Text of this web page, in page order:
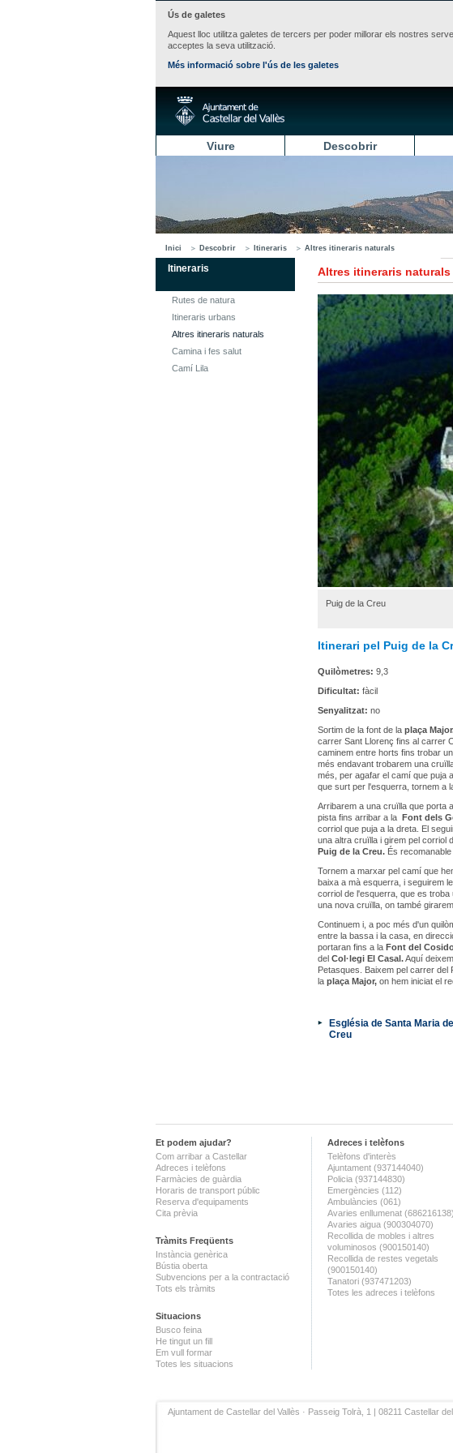
Ús de galetes
Aquest lloc utilitza galetes de tercers per poder millorar els nostres
acceptes la seva utilització.
Més informació sobre l'ús de les galetes
Viure Descobrir
Inici Descobrir Itineraris Altres itineraris naturals
Itineraris
Rutes de natura
Itineraris urbans
Altres itineraris naturals
Camina i fes salut
Camí Lila
Altres itineraris naturals
Puig de la Creu
Itinerari pel Puig de la
Quilòmetres: 9,3
Dificultat: fàcil
Senyalitzat: no
Sortim de la font de la plaça
carrer Sant Llorenç fins al carrer
caminem entre horts fins trobar
més endavant trobarem una
més, per agafar el camí que puja
que surt per l'esquerra, tornem a
Arribarem a una cruïlla que porta a
pista fins arribar a la Font dels
corriol que puja a la dreta. El
una altra cruïlla i girem pel corriol
Puig de la Creu. És
Tornem a marxar pel camí que
baixa a mà esquerra, i seguirem
corriol de l'esquerra, que es
una nova cruïlla, on també
Continuem i, a poc més d'un
entre la bassa i la casa, en
portaran fins a la Font del
del Col·legi El Casal.Aquí
Petasques. Baixem pel carrer del
la plaça Major, on hem iniciat el
Església de Santa Maria
Creu
Et podem ajudar?
Com arribar a Castellar
Adreces i telèfons
Farmàcies de guàrdia
Horaris de transport públic
Reserva d'equipaments
Cita prèvia
Tràmits Freqüents
Instància genèrica
Bústia oberta
Subvencions per a la contractació
Tots els tràmits
Situacions
Busco feina
He tingut un fill
Em vull formar
Totes les situacions
Adreces i telèfons
Telèfons d'interès
Ajuntament (937144040)
Policia (937144830)
Emergències (112)
Ambulàncies (061)
Avaries enllumenat (686216138)
Avaries aigua (900304070)
Recollida de mobles i altres
voluminosos (900150140)
Recollida de restes vegetals
(900150140)
Tanatori (937471203)
Totes les adreces i telèfons
Ajuntament de Castellar del Vallès · Passeig Tolrà, 1 | 08211 Castellar